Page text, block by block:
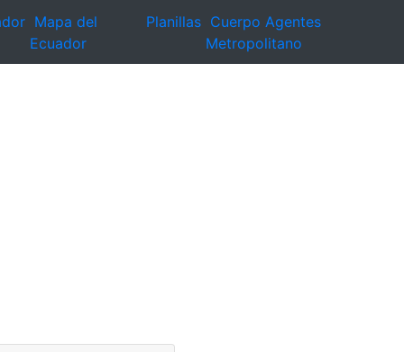
Mapa del
Ecuador
Planillas Cuerpo Agentes
Metropolitano